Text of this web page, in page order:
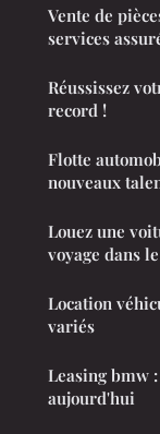
Vente de
services
Réussissez
record !
Flotte
nouveaux
Louez une
voyage dans
Location
variés
Leasing bmw
aujourd'hui